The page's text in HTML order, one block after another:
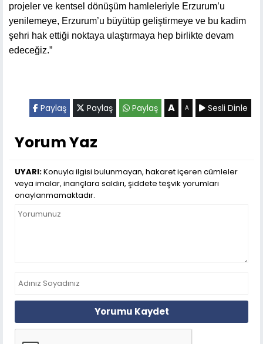
projeler ve kentsel dönüşüm hamleleriyle Erzurum’u
yenilemeye, Erzurum’u büyütüp geliştirmeye ve bu kadim
şehri hak ettiği noktaya ulaştırmaya hep birlikte devam
edeceğiz.”
Paylaş Paylaş Paylaş A A Sesli Dinle
Yorum Yaz
UYARI:Konuyla ilgisi bulunmayan, hakaret içeren cümleler
veya imalar, inançlara saldırı, şiddete teşvik yorumları
onaylanmamaktadır.
Yorumu Kaydet